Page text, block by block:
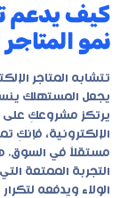
كيف يدعم
نمو
تتشابه المتاجر
يجعل المستهلك
يرتكز مشروعكِ على
الإلكترونية،
مستقلاً في السوق.
التجربة الممتعة
الولاء ويدفعه